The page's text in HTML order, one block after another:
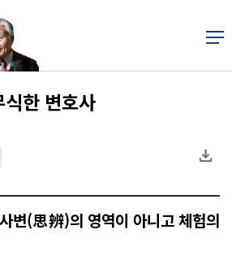
한 변호사
변(思辨)의 영역이 아니고 체험의